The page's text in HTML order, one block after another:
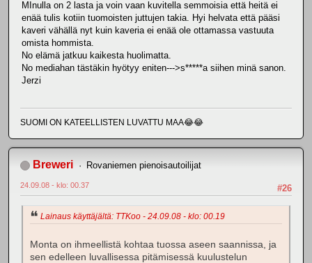
MInulla on 2 lasta ja voin vaan kuvitella semmoisia että heitä ei
enää tulis kotiin tuomoisten juttujen takia. Hyi helvata että pääsi
kaveri vähällä nyt kuin kaveria ei enää ole ottamassa vastuuta
omista hommista.
No elämä jatkuu kaikesta huolimatta.
No mediahan tästäkin hyötyy eniten--->s*****a siihen minä sanon.
Jerzi
SUOMI ON KATEELLISTEN LUVATTU MAA😂😂
Breweri Rovaniemen pienoisautoilijat
#26
24.09.08 - klo: 00.37
Lainaus käyttäjältä: TTKoo - 24.09.08 - klo: 00.19
Monta on ihmeellistä kohtaa tuossa aseen saannissa, ja
sen edelleen luvallisessa pitämisessä kuulustelun